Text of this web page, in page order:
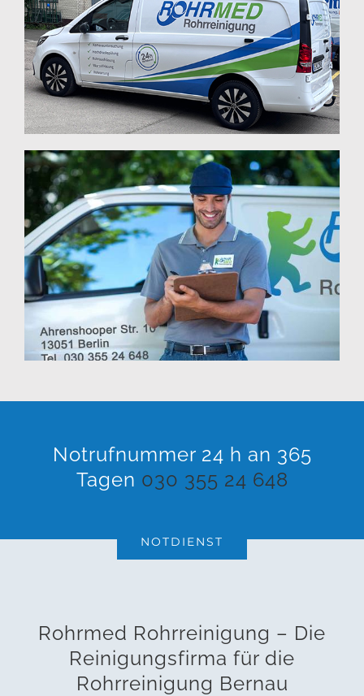
Notrufnummer 24 h an 365
Tagen 030 355 24 648
NOTDIENST
Rohrmed Rohrreinigung – Die
Reinigungsfirma für die
Rohrreinigung Bernau